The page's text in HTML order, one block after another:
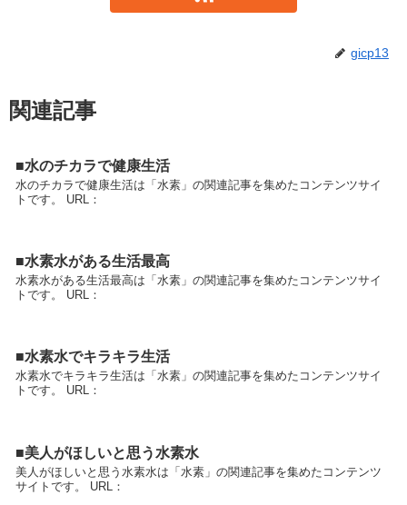
gicp13
関連記事
■水のチカラで健康生活
水のチカラで健康生活は「水素」の関連記事を集めたコンテンツサイ
トです。 URL：
■水素水がある生活最高
水素水がある生活最高は「水素」の関連記事を集めたコンテンツサイ
トです。 URL：
■水素水でキラキラ生活
水素水でキラキラ生活は「水素」の関連記事を集めたコンテンツサイ
トです。 URL：
■美人がほしいと思う水素水
美人がほしいと思う水素水は「水素」の関連記事を集めたコンテンツ
サイトです。 URL：